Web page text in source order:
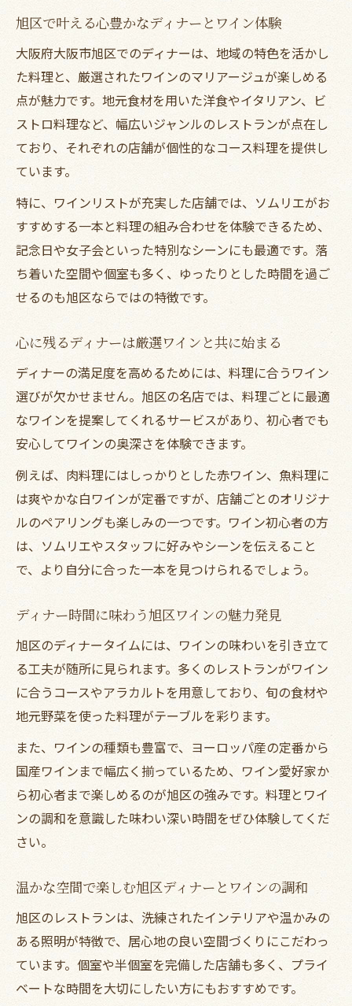
旭区で叶える心豊かなディナーとワイン体験
大阪府大阪市旭区でのディナーは、地域の特色を活かし
た料理と、厳選されたワインのマリアージュが楽しめる
点が魅力です。地元食材を用いた洋食やイタリアン、ビ
ストロ料理など、幅広いジャンルのレストランが点在し
ており、それぞれの店舗が個性的なコース料理を提供し
ています。
特に、ワインリストが充実した店舗では、ソムリエがお
すすめする一本と料理の組み合わせを体験できるため、
記念日や女子会といった特別なシーンにも最適です。落
ち着いた空間や個室も多く、ゆったりとした時間を過ご
せるのも旭区ならではの特徴です。
心に残るディナーは厳選ワインと共に始まる
ディナーの満足度を高めるためには、料理に合うワイン
選びが欠かせません。旭区の名店では、料理ごとに最適
なワインを提案してくれるサービスがあり、初心者でも
安心してワインの奥深さを体験できます。
例えば、肉料理にはしっかりとした赤ワイン、魚料理に
は爽やかな白ワインが定番ですが、店舗ごとのオリジナ
ルのペアリングも楽しみの一つです。ワイン初心者の方
は、ソムリエやスタッフに好みやシーンを伝えること
で、より自分に合った一本を見つけられるでしょう。
ディナー時間に味わう旭区ワインの魅力発見
旭区のディナータイムには、ワインの味わいを引き立て
る工夫が随所に見られます。多くのレストランがワイン
に合うコースやアラカルトを用意しており、旬の食材や
地元野菜を使った料理がテーブルを彩ります。
また、ワインの種類も豊富で、ヨーロッパ産の定番から
国産ワインまで幅広く揃っているため、ワイン愛好家か
ら初心者まで楽しめるのが旭区の強みです。料理とワイ
ンの調和を意識した味わい深い時間をぜひ体験してくだ
さい。
温かな空間で楽しむ旭区ディナーとワインの調和
旭区のレストランは、洗練されたインテリアや温かみの
ある照明が特徴で、居心地の良い空間づくりにこだわっ
ています。個室や半個室を完備した店舗も多く、プライ
ベートな時間を大切にしたい方にもおすすめです。